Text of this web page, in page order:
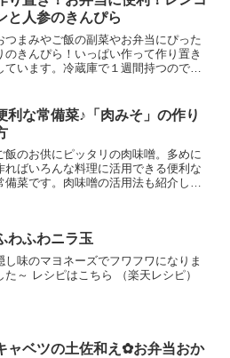
と人参のきんぴら
つまみやご飯の副菜やお弁当にぴった
のきんぴら！いっぱい作って作り置き
ています。冷蔵庫で１週間持つので便
糖酒みりんうすくち醤油酢水ごま油み
なのレビ...
利な常備菜♪「肉みそ」の作り
飯のお供にピッタリの肉味噌。多めに
ればいろんな料理に活用できる便利な
備菜です。肉味噌の活用法も紹介して
あれば）☆み...
わふわニラ玉
し味のマヨネーズでフワフワになりま
た～ レシピはこちら （楽天レシピ）
ャベツの土佐和え✿お弁当おか